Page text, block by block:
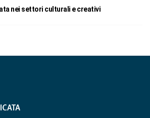
nei settori culturali e creativi